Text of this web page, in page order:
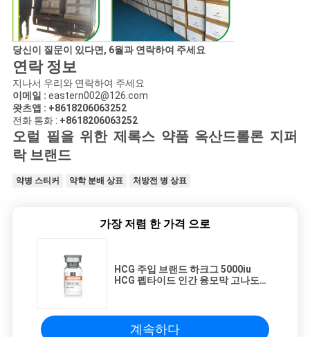
당신이 질문이 있다면, 6월과 연락하여 주세요
연락 정보
지나서 우리와 연락하여 주세요
이메일 : eastern002@126.com
왓츠앱 : +8618206063252
전화 통화 : +8618206063252
오럴 필을 위한 제록스 약품 옥산드롤론 지퍼
락 브랜드
약병 스티커 약학 분배 상표 처방전 병 상표
가장 저렴 한 가격 으로
HCG 주입 브랜드 하크그 5000iu
HCG 펩타이드 인간 융모막 고나도트
계속하다